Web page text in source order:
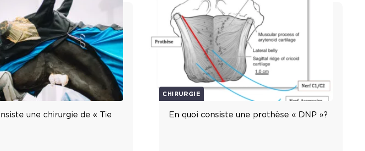
une chirurgie de « Tie
CHIRURGIE
En quoi consiste une prothèse « DNP »?